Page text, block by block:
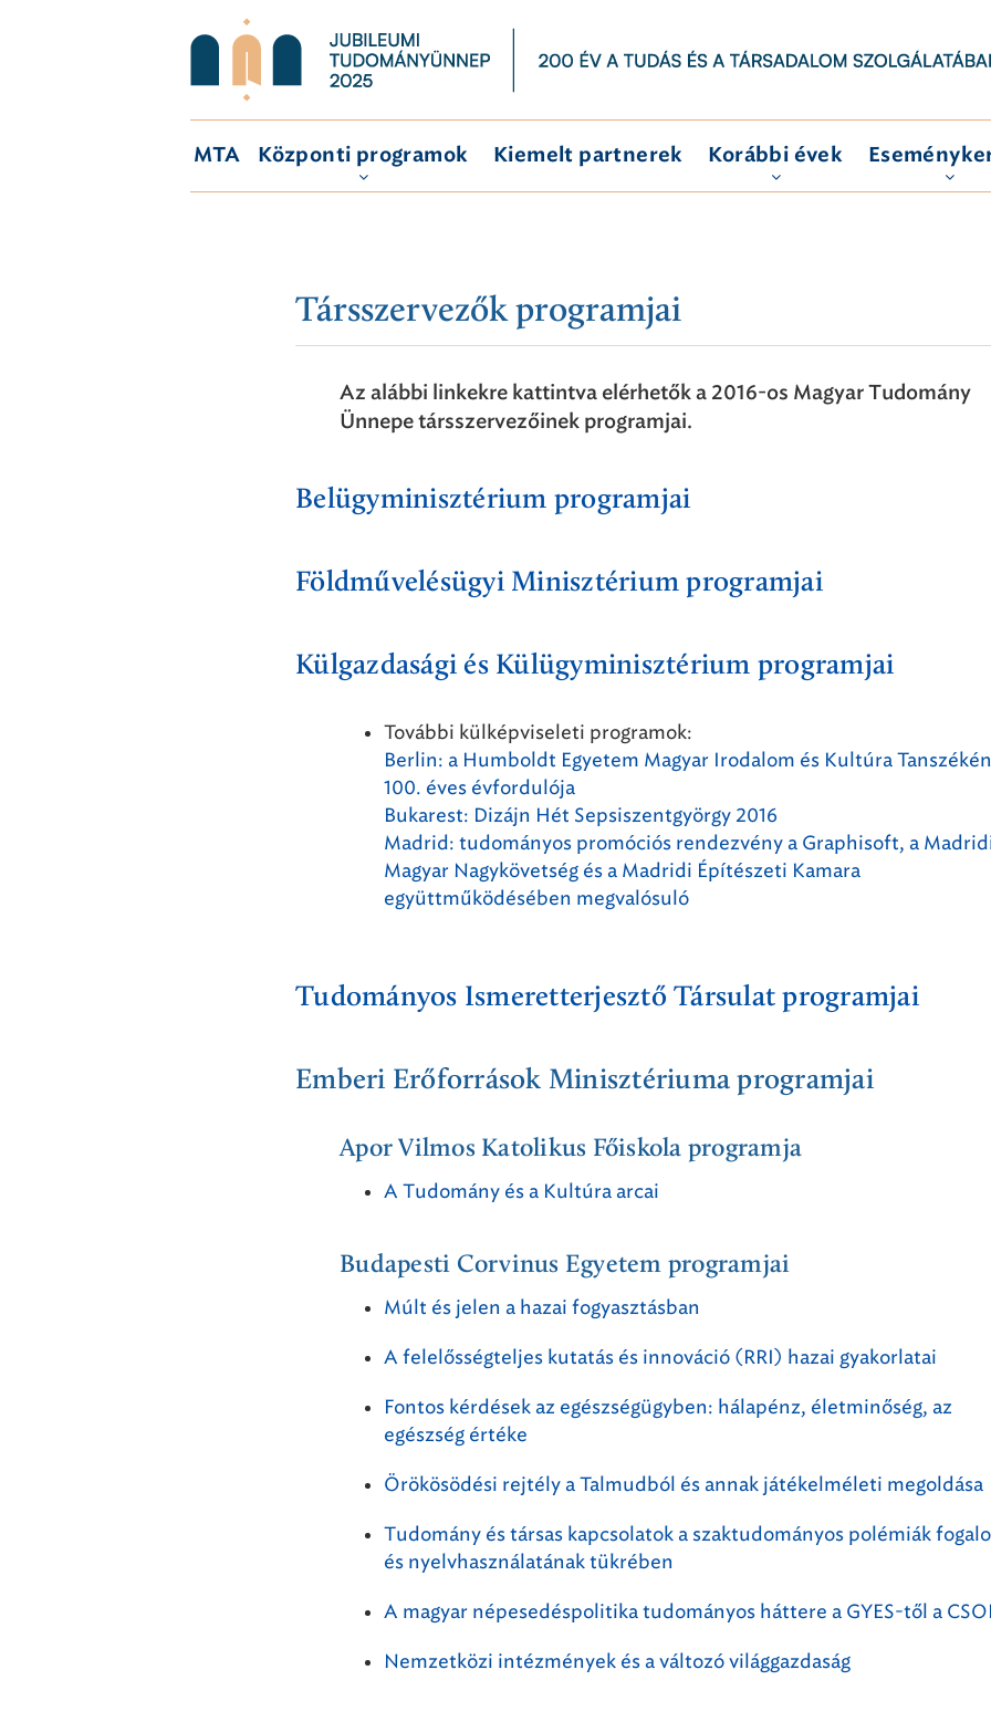
MTA Központi programok Kiemelt partnerek Korábbi évek
Társszervezők programjai
Az alábbi linkekre kattintva elérhetők a 2016-os Magyar Tudomány
Ünnepe társszervezőinek programjai.
Belügyminisztérium programjai
Földművelésügyi Minisztérium programjai
Külgazdasági és Külügyminisztérium programjai
További külképviseleti programok:
Berlin: a Humboldt Egyetem Magyar Irodalom és Kultúra
100. éves évfordulója
Bukarest: Dizájn Hét Sepsiszentgyörgy 2016
Madrid: tudományos promóciós rendezvény a Graphisoft, a
Magyar Nagykövetség és a Madridi Építészeti Kamara
együttműködésében megvalósuló
Tudományos Ismeretterjesztő Társulat programjai
Emberi Erőforrások Minisztériuma programjai
Apor Vilmos Katolikus Főiskola programja
A Tudomány és a Kultúra arcai
Budapesti Corvinus Egyetem programjai
Múlt és jelen a hazai fogyasztásban
A felelősségteljes kutatás és innováció (RRI) hazai gyakorlatai
Fontos kérdések az egészségügyben: hálapénz, életminőség, az
egészség értéke
Örökösödési rejtély a Talmudból és annak játékelméleti megoldása
Tudomány és társas kapcsolatok a szaktudományos polémiák
és nyelvhasználatának tükrében
A magyar népesedéspolitika tudományos háttere a GYES-től a
Nemzetközi intézmények és a változó világgazdaság